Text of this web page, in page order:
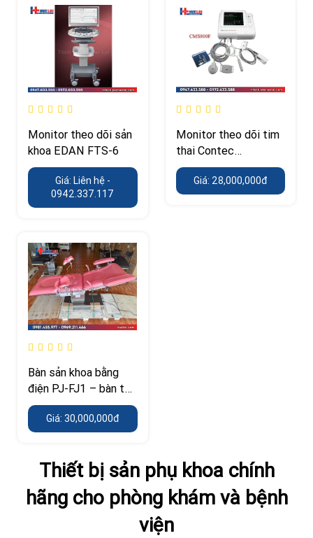
Monitor theo dõi sản
khoa EDAN FTS-6
Giá: Liên hệ -
0942.337.117
Monitor theo dõi tim
thai Contec
CMS800F
Giá: 28,000,000đ
Bàn sản khoa bằng
điện PJ-FJ1 – bàn thủ
thuật khung thép
không gỉ 304
Giá: 30,000,000đ
Thiết bị sản phụ khoa chính
hãng cho phòng khám và bệnh
viện